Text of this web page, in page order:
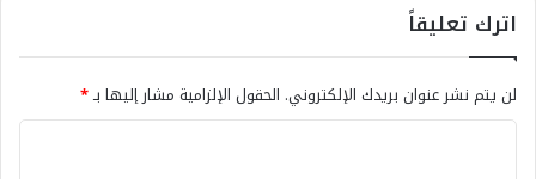
اترك تعليقاً
لن يتم نشر عنوان بريدك الإلكتروني. الحقول الإلزامية مشار إليها بـ*